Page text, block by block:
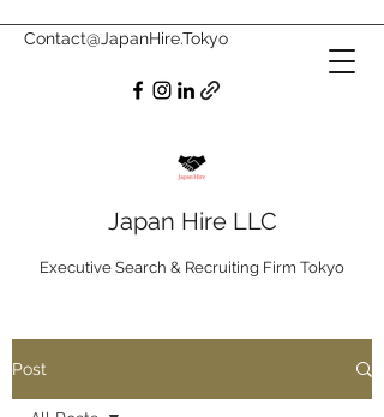
Japan Hire LLC
Executive Search & Recruiting Firm Tokyo
Contact@JapanHire.Tokyo
Post